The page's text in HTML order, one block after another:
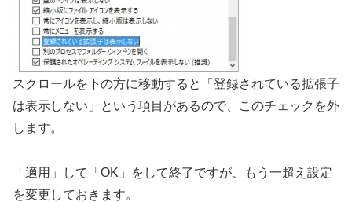
スクロールを下の方に移動すると「登録されている拡張子
は表示しない」という項目があるので、このチェックを外
します。
「適用」して「OK」をして終了ですが、もう一超え設定
を変更しておきます。